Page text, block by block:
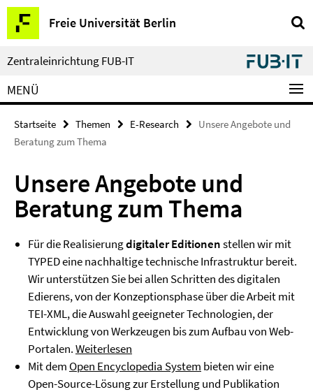
Springe
direkt
zu
Inhalt
Freie Universität Berlin
Service-
Navigation
Zentraleinrichtung FUB-IT
MENÜ
Startseite Themen E-Research
Unsere Angebote und
Beratung zum Thema
Unsere Angebote und
Beratung zum Thema
Für die Realisierungdigitaler Editionenstellen wir mit
TYPED eine nachhaltige technische Infrastruktur bereit.
Wir unterstützen Sie bei allen Schritten des digitalen
Edierens, von der Konzeptionsphase über die Arbeit mit
TEI-XML, die Auswahl geeigneter Technologien, der
Entwicklung von Werkzeugen bis zum Aufbau von Web-
Portalen.Weiterlesen
Mit dem Open Encyclopedia System bieten wir eine
Open-Source-Lösung zur Erstellung und Publikation